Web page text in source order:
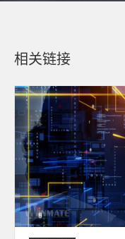
相关链接